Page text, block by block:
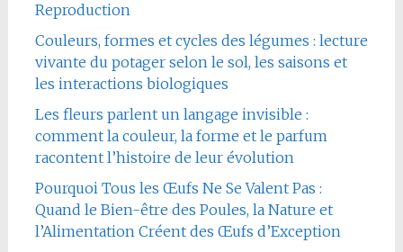
Reproduction
Couleurs, formes et cycles des légumes : lecture
vivante du potager selon le sol, les saisons et
les interactions biologiques
Les fleurs parlent un langage invisible :
comment la couleur, la forme et le parfum
racontent l’histoire de leur évolution
Pourquoi Tous les Œufs Ne Se Valent Pas :
Quand le Bien-être des Poules, la Nature et
l’Alimentation Créent des Œufs d’Exception